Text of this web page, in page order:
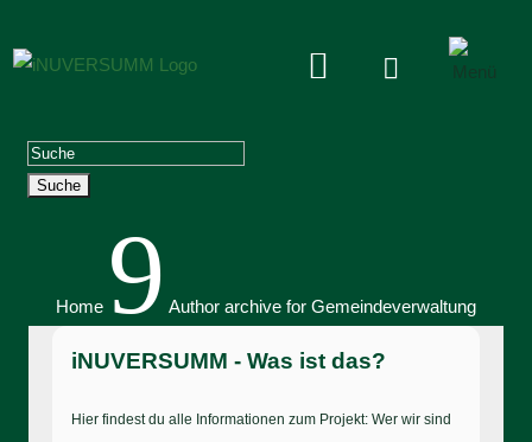
 
Suchen
nach:
Home 9 Author archive for Gemeindeverwaltung
iNUVERSUMM - Was ist das?
Hier findest du alle Informationen zum Projekt: Wer wir sind